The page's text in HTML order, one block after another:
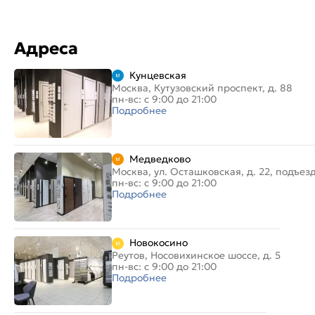
Адреса
Кунцевская
Москва, Кутузовский проспект, д. 88
пн-вс: с 9:00 до 21:00
Подробнее
Медведково
Москва, ул. Осташковская, д. 22,
пн-вс: с 9:00 до 21:00
Подробнее
Новокосино
Реутов, Носовихинское шоссе, д. 5
пн-вс: с 9:00 до 21:00
Подробнее